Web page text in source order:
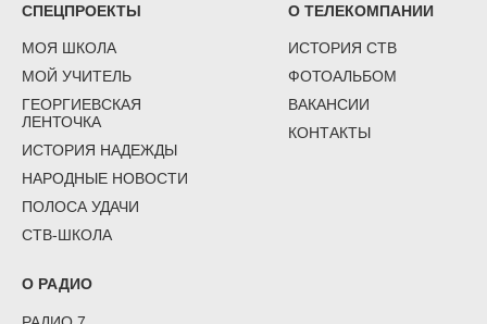
СПЕЦПРОЕКТЫ
МОЯ ШКОЛА
МОЙ УЧИТЕЛЬ
ГЕОРГИЕВСКАЯ
ЛЕНТОЧКА
ИСТОРИЯ НАДЕЖДЫ
НАРОДНЫЕ НОВОСТИ
ПОЛОСА УДАЧИ
СТВ-ШКОЛА
О ТЕЛЕКОМПАНИИ
ИСТОРИЯ СТВ
ФОТОАЛЬБОМ
ВАКАНСИИ
КОНТАКТЫ
О РАДИО